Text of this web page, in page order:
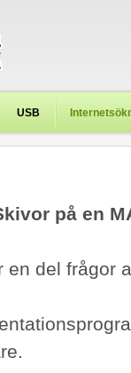
USB
på en
en del frågor